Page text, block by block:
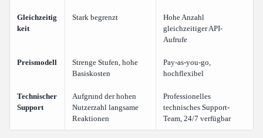
Gleichzeitig
keit
Stark begrenzt
Hohe Anzahl
gleichzeitiger API-
Aufrufe
Preismodell
Strenge Stufen, hohe
Basiskosten
Pay-as-you-go,
hochflexibel
Technischer
Support
Aufgrund der hohen
Nutzerzahl langsame
Reaktionen
Professionelles
technisches Support-
Team, 24/7 verfügbar